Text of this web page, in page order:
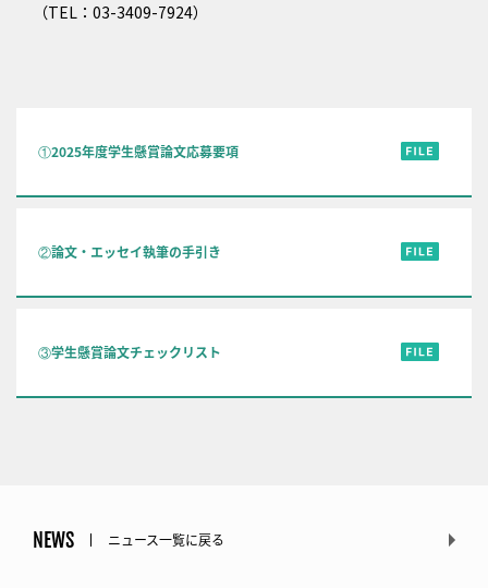
（TEL：03-3409-7924）
①2025年度学生懸賞論文応募要項
②論文・エッセイ執筆の手引き
③学生懸賞論文チェックリスト
NEWS ニュース一覧に戻る